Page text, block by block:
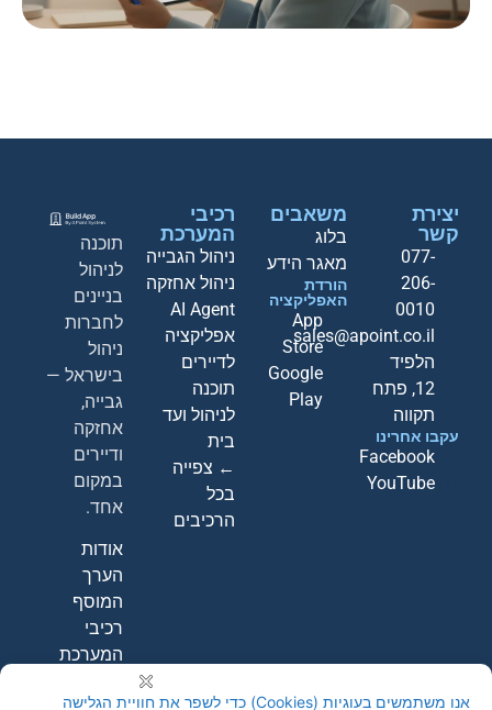
תוכנה
לניהול
בניינים
לחברות
ניהול
בישראל —
גבייה,
אחזקה
ודיירים
במקום
אחד.
אודות
הערך
המוסף
רכיבי
המערכת
רכיבי
המערכת
ניהול הגבייה
ניהול אחזקה
AI Agent
אפליקציה
לדיירים
תוכנה
לניהול ועד
בית
← צפייה
בכל
הרכיבים
משאבים
בלוג
מאגר הידע
הורדת
האפליקציה
App
Store
Google
Play
יצירת
קשר
077-
206-
0010
sales@apoint.co.il
הלפיד
12, פתח
תקווה
עקבו אחרינו
Facebook
YouTube